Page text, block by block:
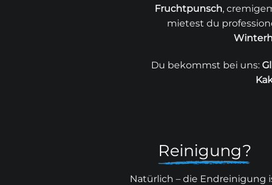
Fruchtpunsch,
mietest du
Du bekommst bei uns:
Reinigung?
Natürlich – die Endreinigung